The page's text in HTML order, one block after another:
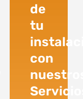
de
tu
con